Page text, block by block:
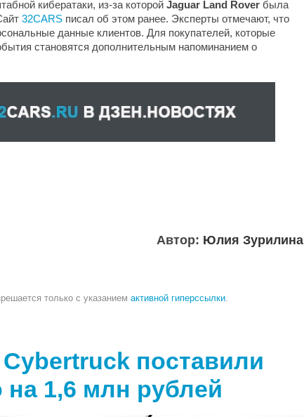
кибератаки, из-за которой Jaguar Land Rover была
32CARS писал об этом ранее. Эксперты отмечают, что
данные клиентов. Для покупателей, которые
становятся дополнительным напоминанием о
Автор: Юлия Зурилина
только с указанием активной гиперссылки.
поставили
1,6 млн рублей